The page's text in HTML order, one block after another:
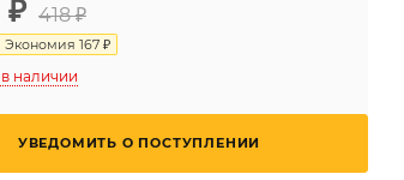
₽ 418 ₽
Экономия 167 ₽
наличии
УВЕДОМИТЬ О ПОСТУПЛЕНИИ